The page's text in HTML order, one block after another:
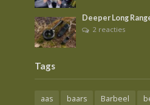
Deeper Long
2 reacties
Tags
aas baars Barbeel